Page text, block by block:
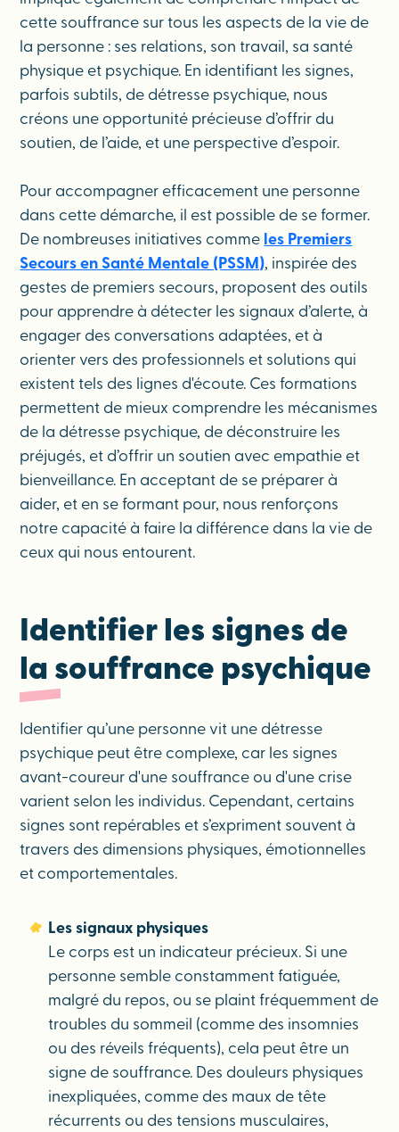
cette souffrance sur tous les aspects de la vie de
la personne : ses relations, son travail, sa santé
physique et psychique. En identifiant les signes,
parfois subtils, de détresse psychique, nous
créons une opportunité précieuse d’offrir du
soutien, de l’aide, et une perspective d’espoir.
Pour accompagner efficacement une personne
dans cette démarche, il est possible de se former.
De nombreuses initiatives comme les Premiers
Secours en Santé Mentale (PSSM), inspirée des
gestes de premiers secours, proposent des outils
pour apprendre à détecter les signaux d’alerte, à
engager des conversations adaptées, et à
orienter vers des professionnels et solutions qui
existent tels des lignes d'écoute. Ces formations
permettent de mieux comprendre les mécanismes
de la détresse psychique, de déconstruire les
préjugés, et d’offrir un soutien avec empathie et
bienveillance. En acceptant de se préparer à
aider, et en se formant pour, nous renforçons
notre capacité à faire la différence dans la vie de
ceux qui nous entourent.
Identifier les signes de
la souffrance psychique
Identifier qu’une personne vit une détresse
psychique peut être complexe, car les signes
avant-coureur d'une souffrance ou d'une crise
varient selon les individus. Cependant, certains
signes sont repérables et s’expriment souvent à
travers des dimensions physiques, émotionnelles
et comportementales.
Les signaux physiques
Le corps est un indicateur précieux. Si une
personne semble constamment fatiguée,
malgré du repos, ou se plaint fréquemment de
troubles du sommeil (comme des insomnies
ou des réveils fréquents), cela peut être un
signe de souffrance. Des douleurs physiques
inexpliquées, comme des maux de tête
récurrents ou des tensions musculaires,